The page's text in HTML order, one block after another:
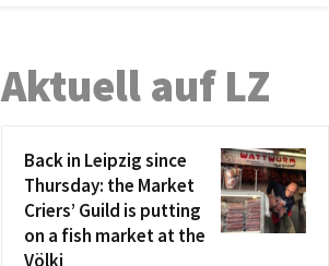
Aktuell auf LZ
Back in Leipzig since
Thursday: the Market
Criers’ Guild is putting
on a fish market at the
Völki